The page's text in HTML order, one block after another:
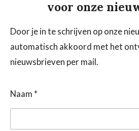
voor onze
Door je in te schrijven op onze
automatisch akkoord met het
nieuwsbrieven per mail.
Naam *